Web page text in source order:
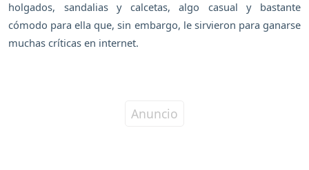
holgados, sandalias y calcetas, algo casual y bastante
cómodo para ella que, sin embargo, le sirvieron para ganarse
muchas críticas en internet.